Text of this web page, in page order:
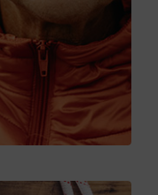
avec capuche.
utiliser un
de soleil,
en short, un
ou une